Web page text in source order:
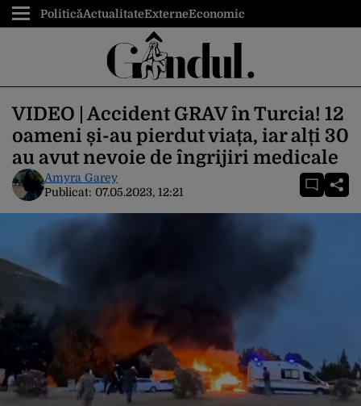
PoliticăActualitateExterneEconomic
VIDEO | Accident GRAV în Turcia! 12
oameni și-au pierdut viața, iar alți 30
au avut nevoie de îngrijiri medicale
Amyra Garey
Publicat: 07.05.2023, 12:21